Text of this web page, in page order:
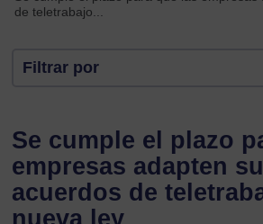
de teletrabajo...
Filtrar por
Se cumple el plazo
empresas adapten
acuerdos de
nueva ley